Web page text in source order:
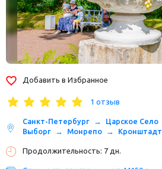
Добавить в Избранное
1 отзыв
Санкт-Петербург Царское Село
Выборг
Монрепо Кронштадт
Продолжительность: 7 дн.